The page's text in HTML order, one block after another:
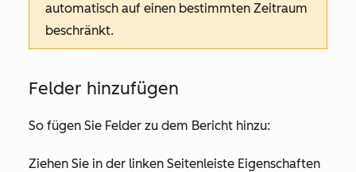
automatisch auf einen bestimmten Zeitraum
beschränkt.
Felder hinzufügen
So fügen Sie Felder zu dem Bericht hinzu:
Ziehen Sie in der linken Seitenleiste Eigenschaften